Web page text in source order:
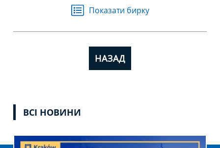
Показати бирку
НАЗАД
ВСІ НОВИНИ